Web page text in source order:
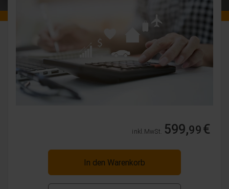
inkl. MwSt. 599,99€
In den Warenkorb